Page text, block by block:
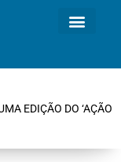
EDIÇÃO DO ‘AÇÃO